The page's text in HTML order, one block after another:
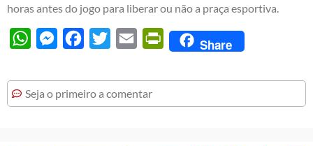
horas antes do jogo para liberar ou não a praça esportiva.
WhatsAppMessengerFacebook
Twitter Email PrintFriendly
Share
Seja o primeiro a comentar